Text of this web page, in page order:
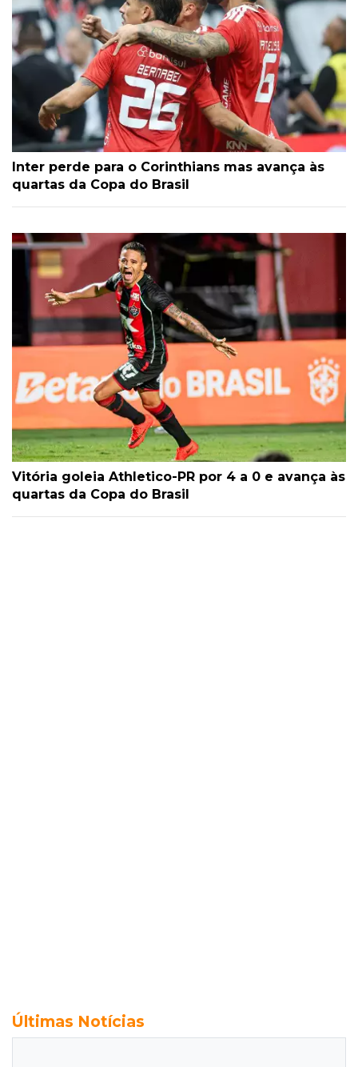
Inter perde para o Corinthians mas avança às
quartas da Copa do Brasil
Vitória goleia Athletico-PR por 4 a 0 e avança às
quartas da Copa do Brasil
Últimas Notícias